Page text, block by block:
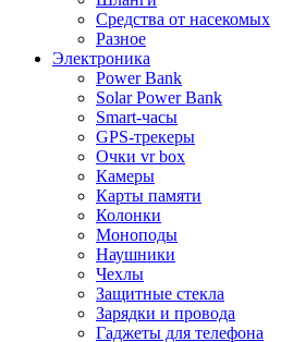
Средства от насекомых
Разное
Электроника
Power Bank
Solar Power Bank
Smart-часы
GPS-трекеры
Очки vr box
Камеры
Карты памяти
Колонки
Моноподы
Наушники
Чехлы
Защитные стекла
Зарядки и провода
Гаджеты для телефона